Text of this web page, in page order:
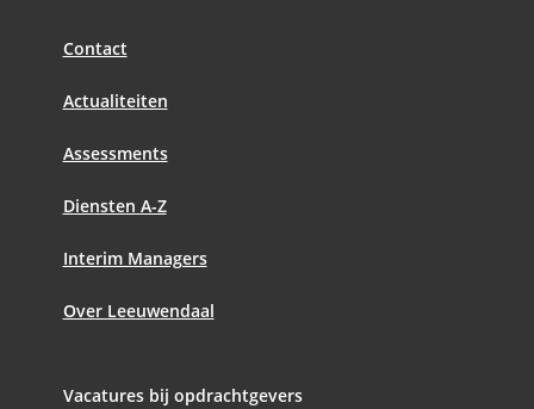
Contact
Actualiteiten
Assessments
Diensten A-Z
Interim Managers
Over Leeuwendaal
Vacatures bij opdrachtgevers